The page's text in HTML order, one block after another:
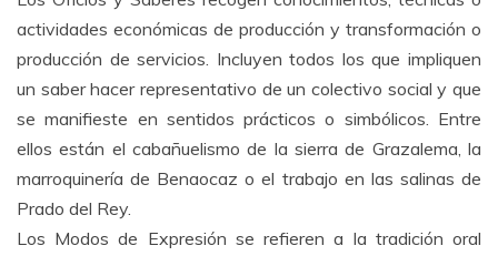
actividades económicas de producción y transformación o
producción de servicios. Incluyen todos los que impliquen
un saber hacer representativo de un colectivo social y que
se manifieste en sentidos prácticos o simbólicos. Entre
ellos están el cabañuelismo de la sierra de Grazalema, la
marroquinería de Benaocaz o el trabajo en las salinas de
Prado del Rey.
Los Modos de Expresión se refieren a la tradición oral